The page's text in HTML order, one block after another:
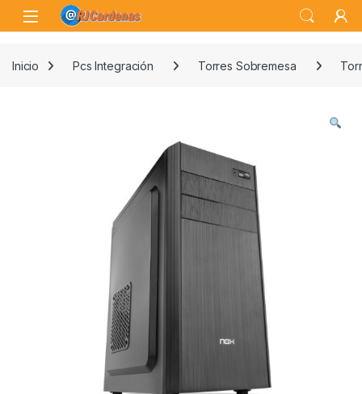
Skip to navigation
Skip to content
Open
Inicio Pcs Integración Torres Sobremesa